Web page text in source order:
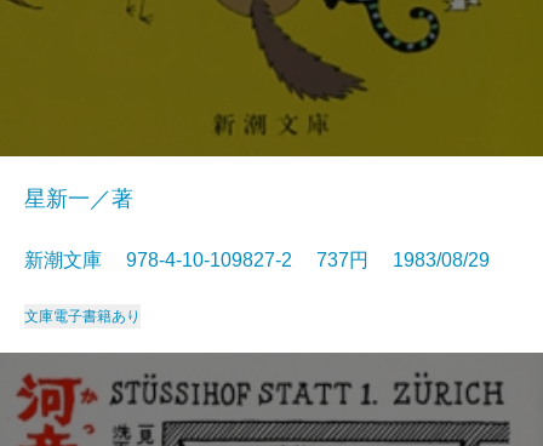
星新一／著
新潮文庫 978-4-10-109827-2 737円 1983/08/29
文庫電子書籍あり